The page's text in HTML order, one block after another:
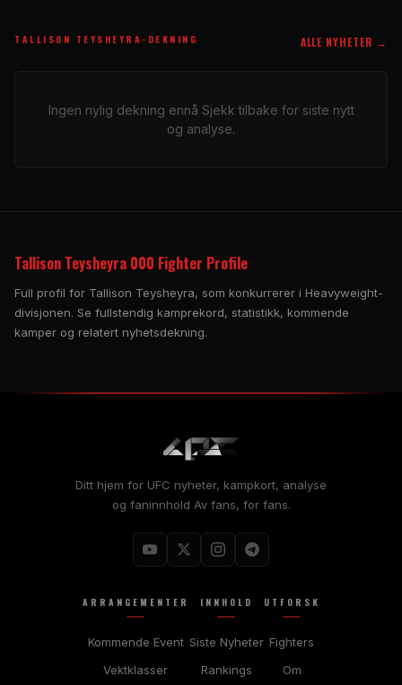
TALLISON TEYSHEYRA-DEKNING ALLE NYHETER →
Ingen nylig dekning ennå Sjekk tilbake for siste nytt
og analyse.
Tallison Teysheyra 000 Fighter Profile
Full profil for Tallison Teysheyra, som konkurrerer i Heavyweight-
divisjonen. Se fullstendig kamprekord, statistikk, kommende
kamper og relatert nyhetsdekning.
Ditt hjem for UFC nyheter, kampkort, analyse
og faninnhold Av fans, for fans.
ARRANGEMENTER
Kommende Event
Vektklasser
INNHOLD
Siste Nyheter
Rankings
UTFORSK
Fighters
Om